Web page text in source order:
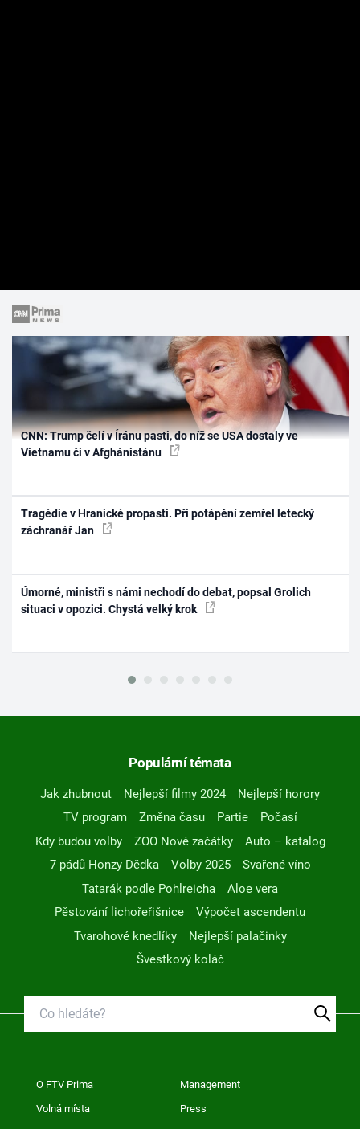
CNN: Trump čelí v Íránu pasti, do níž se USA dostaly ve
Vietnamu či v Afghánistánu
Tragédie v Hranické propasti. Při potápění zemřel letecký
záchranář Jan
Úmorné, ministři s námi nechodí do debat, popsal Grolich
situaci v opozici. Chystá velký krok
Populární témata
Jak zhubnout Nejlepší filmy 2024
Nejlepší horory
TV program
Změna času Partie
Počasí
Kdy budou volby
ZOO Nové začátky
Auto – katalog
7 pádů Honzy Dědka
Volby 2025
Svařené víno
Tatarák podle Pohlreicha
Aloe vera
Pěstování lichořeřišnice
Výpočet ascendentu
Tvarohové knedlíky
Nejlepší palačinky
Švestkový koláč
O FTV Prima Management
Volná místa Press